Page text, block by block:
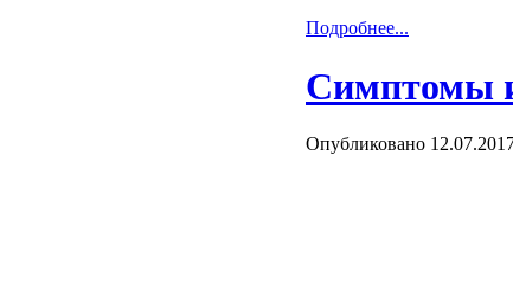
Подробнее...
Симптомы
Опубликовано